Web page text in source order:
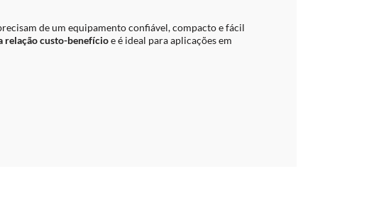
de um equipamento confiável, compacto e fácil
relação custo-benefícioe é ideal para aplicações em